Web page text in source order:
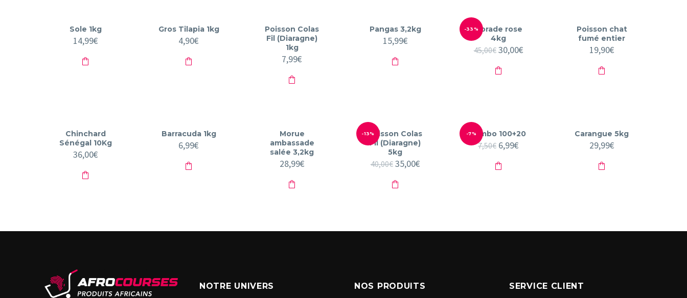
Sole 1kg
14,99€
Gros Tilapia 1kg
4,90€
Poisson Colas
Fil (Diaragne)
1kg
7,99€
Pangas 3,2kg
15,99€
-33%Dorade rose
4kg
45,00€ Le
initial
était :
30,00€
Poisson chat
fumé entier
19,90€
Chinchard
Sénégal 10Kg
36,00€
Barracuda 1kg
6,99€
Morue
ambassade
salée 3,2kg
28,99€
-13%Poisson Colas
Fil (Diaragne)
5kg
40,00€ Le
initial
était :
35,00€
-7%Jumbo 100+20
7,50€ Le
initial
était :
6,99€
Carangue 5kg
29,99€
NOTRE UNIVERS NOS PRODUITS SERVICE CLIENT